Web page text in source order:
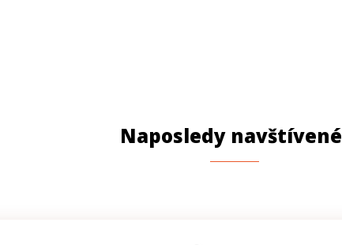
Naposledy navštívené